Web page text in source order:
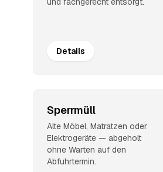
Details
Sperrmüll
Alte Möbel, Matratzen oder
Elektrogeräte — abgeholt
ohne Warten auf den
Abfuhrtermin.